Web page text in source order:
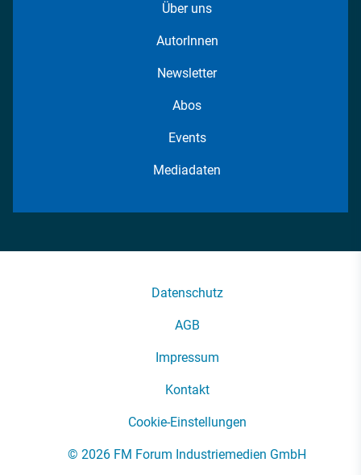
Über uns
AutorInnen
Newsletter
Abos
Events
Mediadaten
Datenschutz
AGB
Impressum
Kontakt
Cookie-Einstellungen
© 2026 FM Forum Industriemedien GmbH